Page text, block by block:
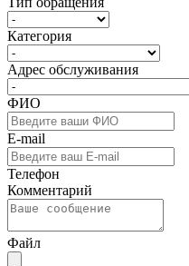
Категория
Адрес обслуживания
ФИО
E-mail
Телефон
Комментарий
Файл